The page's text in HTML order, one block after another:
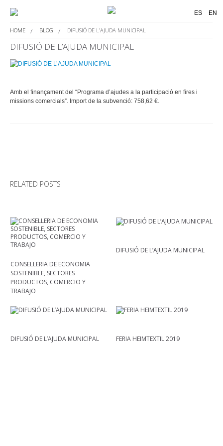
ES EN
HOME BLOG DIFUSIÓ DE L’AJUDA MUNICIPAL
DIFUSIÓ DE L’AJUDA MUNICIPAL
Amb el finançament del “Programa d’ajudes a la participació en fires i
missions comercials”. Import de la subvenció: 758,62 €.
RELATED POSTS
CONSELLERIA DE ECONOMIA
SOSTENIBLE, SECTORES
PRODUCTOS, COMERCIO Y
TRABAJO
DIFUSIÓ DE L’AJUDA MUNICIPAL
DIFUSIÓ DE L’AJUDA MUNICIPAL FERIA HEIMTEXTIL 2019